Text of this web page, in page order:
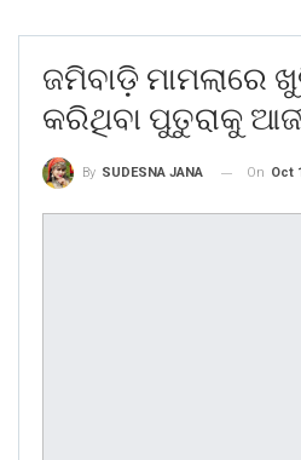
ଜମିବାଡ଼ି ମାମଲାରେ
କରିଥିବା ପୁତୁରାକୁ
By SUDESNA JANA On Oct